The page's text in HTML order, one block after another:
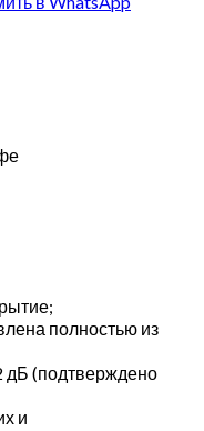
полностью из
дБ (подтверждено
и